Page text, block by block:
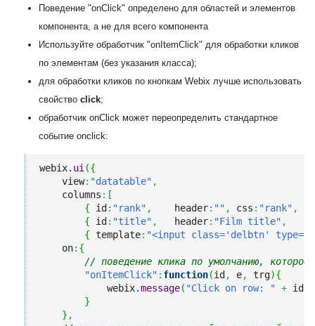
Поведение "onClick" определено для областей и элементов
компонента, а не для всего компонента
Используйте обработчик "onItemClick" для обработки кликов
по элементам (без указания класса);
для обработки кликов по кнопкам Webix лучше использовать
свойство click;
обработчик onClick может переопределить стандартное
событие onclick:
webix. ui ({
    view
: "datatable" ,
    columns
: [
{ id : "rank" ,
    header
: "" , css : "rank" ,
{ id : "title" ,
   header
: "Film title" ,
{ template: "<input class='delbtn'
    on
: {
// поведение клика по умолчанию,
"onItemClick" : function(id , e, trg){
            webix.
message( "Click on row: " + id.
}
} ,